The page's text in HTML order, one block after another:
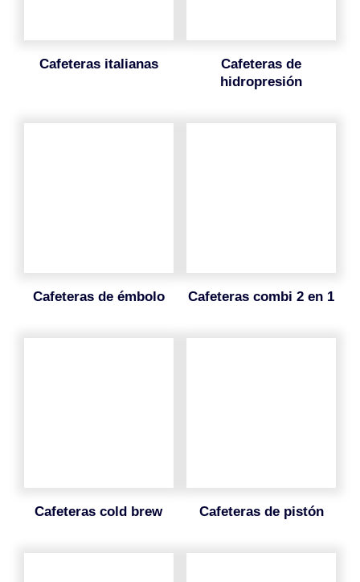
cafeteras italianas
cafeteras de
hidropresión
cafeteras de émbolo cafeteras combi 2 en 1
cafeteras cold brew cafeteras de pistón